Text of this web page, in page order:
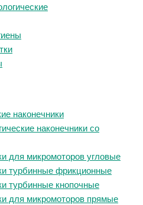
наконечники
наконечники со
для микромоторов угловые
турбинные фрикционные
турбинные кнопочные
для микромоторов прямые